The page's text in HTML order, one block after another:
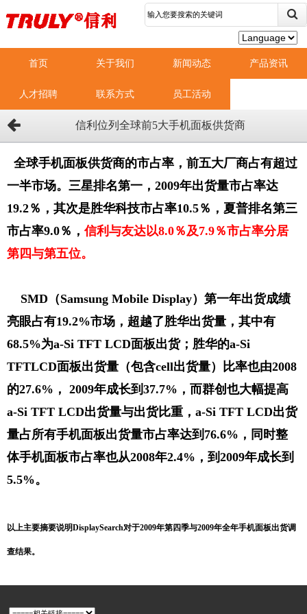
首页 关于我们 新闻动态 产品资讯
人才招聘 联系方式 员工活动
信利位列全球前5大手机面板供货商
全球手机面板供货商的市占率，前五大厂商占有超过
一半市场。三星排名第一，2009年出货量市占率达
19.2％，其次是胜华科技市占率10.5％，夏普排名第三
市占率9.0％， 信利与友达以8.0％及7.9％市占率分居
第四与第五位。
SMD（Samsung Mobile Display）第一年出货成绩
亮眼占有19.2%市场，超越了胜华出货量，其中有
68.5%为a-Si TFT LCD面板出货；胜华的a-Si
TFTLCD面板出货量（包含cell出货量）比率也由2008
的27.6%， 2009年成长到37.7%，而群创也大幅提高
a-Si TFT LCD出货量与出货比重，a-Si TFT LCD出货
量占所有手机面板出货量市占率达到76.6%，同时整
体手机面板市占率也从2008年2.4%，到2009年成长到
5.5%。
以上主要摘要说明DisplaySearch对于2009年第四季与2009年全年手机面板出货调
查结果。